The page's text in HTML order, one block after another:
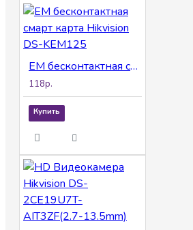
EM бесконтактная смарт карта Hikvision DS-KEM125
118р.
Купить